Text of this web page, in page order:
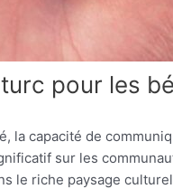
pour les
la capacité de
sur les
le riche paysage